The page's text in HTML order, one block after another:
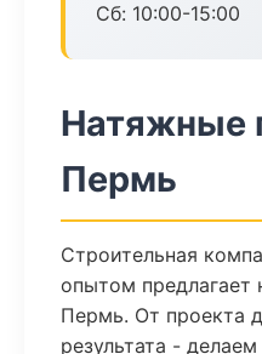
Сб: 10:00-15:00
Натяжные
Пермь
Строительная
опытом предлагает
Пермь. От проекта
результата -